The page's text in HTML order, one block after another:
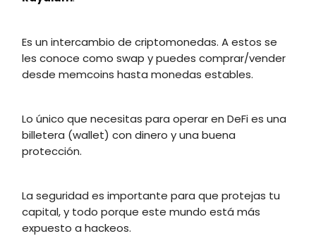
Es un intercambio de criptomonedas. A estos se
les conoce como swap y puedes comprar/vender
desde memcoins hasta monedas estables.
Lo único que necesitas para operar en DeFi es una
billetera (wallet) con dinero y una buena
protección.
La seguridad es importante para que protejas tu
capital, y todo porque este mundo está más
expuesto a hackeos.